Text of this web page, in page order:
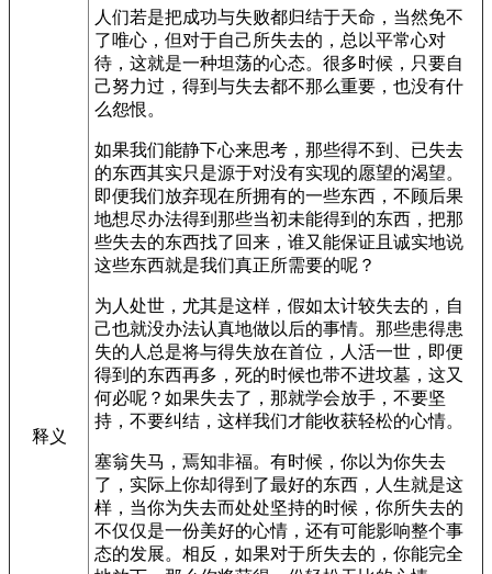
释义
人们若是把成功与失败都归结于天命，当然免不
了唯心，但对于自己所失去的，总以平常心对
待，这就是一种坦荡的心态。很多时候，只要自
己努力过，得到与失去都不那么重要，也没有什
么怨恨。
如果我们能静下心来思考，那些得不到、已失去
的东西其实只是源于对没有实现的愿望的渴望。
即便我们放弃现在所拥有的一些东西，不顾后果
地想尽办法得到那些当初未能得到的东西，把那
些失去的东西找了回来，谁又能保证且诚实地说
这些东西就是我们真正所需要的呢？
为人处世，尤其是这样，假如太计较失去的，自
己也就没办法认真地做以后的事情。那些患得患
失的人总是将与得失放在首位，人活一世，即便
得到的东西再多，死的时候也带不进坟墓，这又
何必呢？如果失去了，那就学会放手，不要坚
持，不要纠结，这样我们才能收获轻松的心情。
塞翁失马，焉知非福。有时候，你以为你失去
了，实际上你却得到了最好的东西，人生就是这
样，当你为失去而处处坚持的时候，你所失去的
不仅仅是一份美好的心情，还有可能影响整个事
态的发展。相反，如果对于所失去的，你能完全